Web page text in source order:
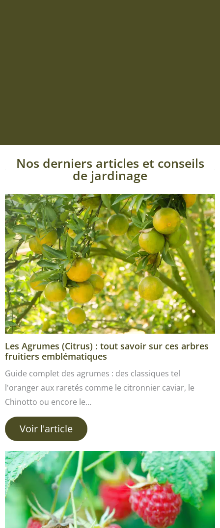
Nos derniers articles et conseils
de jardinage
Les Agrumes (Citrus) : tout savoir sur ces arbres
fruitiers emblématiques
Guide complet des agrumes : des classiques tel
l'oranger aux raretés comme le citronnier caviar, le
Chinotto ou encore le…
Voir l'article